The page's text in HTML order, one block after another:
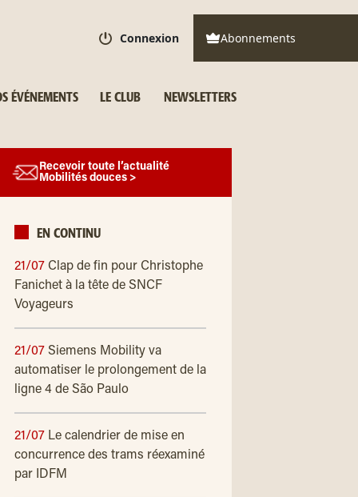
Connexion Abonnements
ÉVÉNEMENTS LE CLUB NEWSLETTERS
Recevoir toute l’actualité
Mobilités douces >
EN CONTINU
21/07 Clap de fin pour Christophe
Fanichet à la tête de SNCF
Voyageurs
21/07 Siemens Mobility va
automatiser le prolongement de la
ligne 4 de São Paulo
21/07 Le calendrier de mise en
concurrence des trams réexaminé
par IDFM